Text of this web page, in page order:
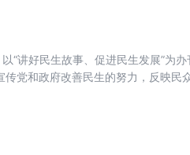
以“讲好民生故事、促进民生发展”为
党和政府改善民生的努力，反映民